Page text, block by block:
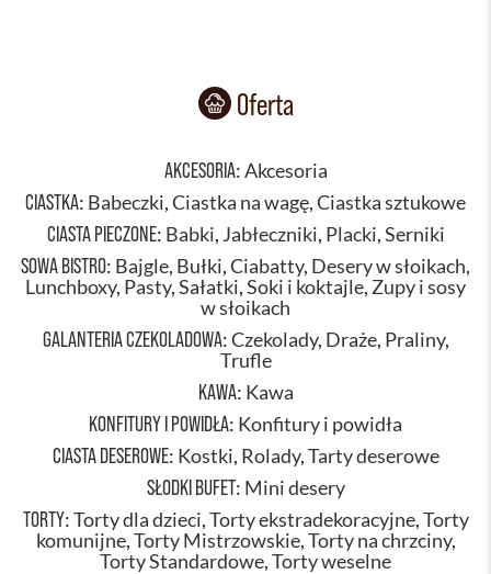
Oferta
AKCESORIA:Akcesoria
CIASTKA: Babeczki,Ciastka na wagę,Ciastka sztukowe
CIASTA PIECZONE: Babki, Jabłeczniki, Placki,Serniki
SOWA BISTRO: Bajgle, Bułki,Ciabatty, Desery w słoikach,
Lunchboxy, Pasty,Sałatki,Soki i koktajle, Zupy i sosy
w słoikach
GALANTERIA CZEKOLADOWA:Czekolady, Draże, Praliny,
Trufle
KAWA: Kawa
KONFITURY I POWIDŁA: Konfitury i powidła
CIASTA DESEROWE: Kostki, Rolady,Tarty deserowe
SŁODKI BUFET: Mini desery
TORTY:Torty dla dzieci,Torty ekstradekoracyjne,Torty
komunijne,Torty Mistrzowskie,Torty na chrzciny,
Torty Standardowe,Torty weselne